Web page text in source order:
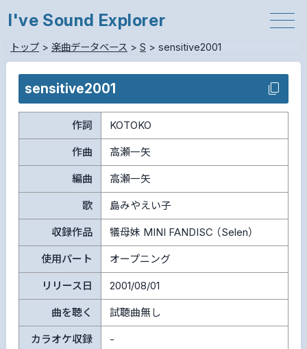
I've Sound Explorer
トップ> 楽曲データベース > S > sensitive2001
sensitive2001
作詞 KOTOKO
作曲 高瀬一矢
編曲 高瀬一矢
歌 島みやえい子
収録作品 犠母妹 MINI FANDISC （Selen）
使用パート オープニング
リリース日 2001/08/01
曲を聴く 試聴曲無し
カラオケ収録 -